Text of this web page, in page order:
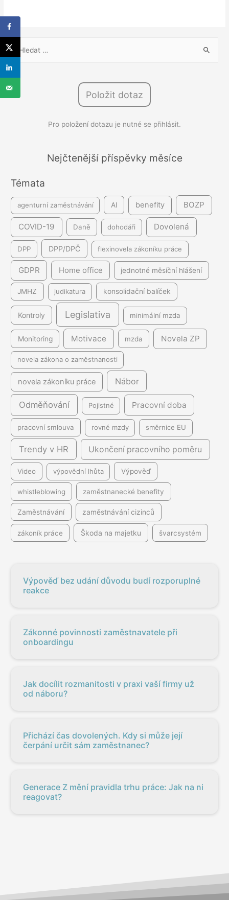
V
y
h
l
e
í
Položit dotaz
Pro položení dotazu je nutné se přihlásit.
Nejčtenější příspěvky měsíce
Témata
agenturní zaměstnávání AI benefity BOZP
COVID-19 Daně dohodáři Dovolená
DPP DPP/DPČ flexinovela zákoníku práce
GDPR Home office jednotné měsíční hlášení
JMHZ judikatura konsolidační balíček
Kontroly Legislativa minimální mzda
Monitoring Motivace mzda Novela ZP
novela zákona o zaměstnanosti
novela zákoníku práce Nábor
Odměňování Pojistné Pracovní doba
pracovní smlouva rovné mzdy směrnice EU
Trendy v HR Ukončení pracovního poměru
Video výpovědní lhůta Výpověď
whistleblowing zaměstnanecké benefity
Zaměstnávání zaměstnávání cizinců
zákoník práce Škoda na majetku švarcsystém
Výpověď bez udání důvodu budí rozporuplné
reakce
Zákonné povinnosti zaměstnavatele při
onboardingu
Jak docílit rozmanitosti v praxi vaší firmy už
od náboru?
Přichází čas dovolených. Kdy si může její
čerpání určit sám zaměstnanec?
Generace Z mění pravidla trhu práce: Jak na ni
reagovat?